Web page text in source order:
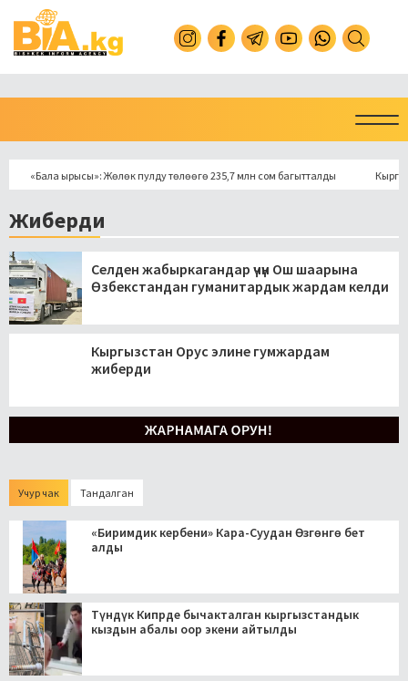
«Бала ырысы»: Жөлөк пулду төлөөгө 235,7 млн сом багытталды
Жиберди
Селден жабыркагандар үчүн Ош шаарына
Өзбекстандан гуманитардык жардам келди
Кыргызстан Орус элине гумжардам
жиберди
Учур чак Тандалган
«Биримдик кербени» Кара-Суудан Өзгөнгө бет
алды
Түндүк Кипрде бычакталган кыргызстандык
кыздын абалы оор экени айтылды